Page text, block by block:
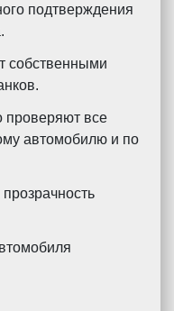
подтверждения
собственными
все
автомобилю и по